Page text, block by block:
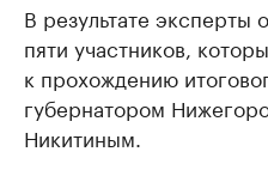
В результате эксперты
пяти участников,
к прохождению
губернатором
Никитиным.